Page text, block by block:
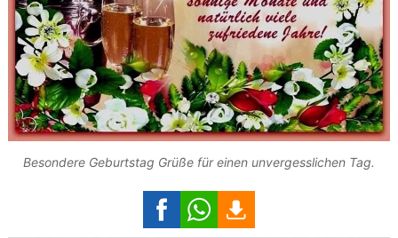
Besondere Geburtstag Grüße für einen unvergesslichen Tag.